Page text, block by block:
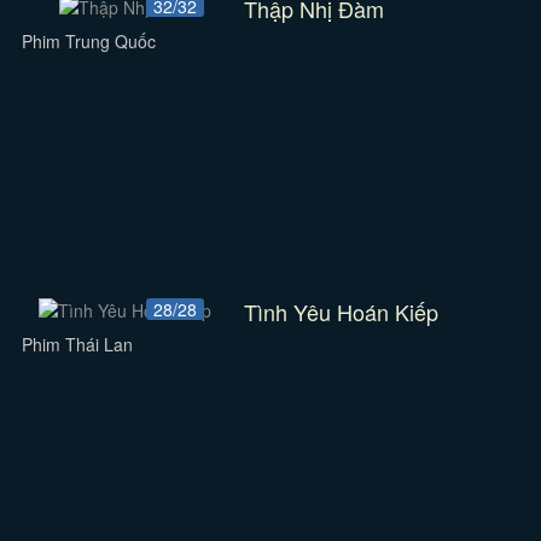
32/32 Thập Nhị Đàm
Phim Trung Quốc
28/28 Tình Yêu Hoán Kiếp
Phim Thái Lan